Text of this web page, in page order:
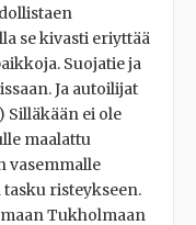
se kivasti eriyttää
Suojatie ja
Ja autoilijat
ei ole
maalattu
vasemmalle
tasku risteykseen.
Tukholmaan